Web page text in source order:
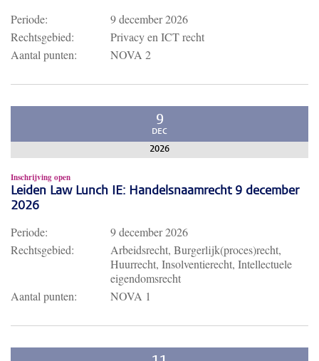
Periode:
9 december 2026
Rechtsgebied:
Privacy en ICT recht
Aantal punten:
NOVA 2
9
DEC
2026
Inschrijving open
Leiden Law Lunch IE: Handelsnaamrecht 9 december
2026
Periode:
9 december 2026
Rechtsgebied:
Arbeidsrecht, Burgerlijk(proces)recht,
Huurrecht, Insolventierecht, Intellectuele
eigendomsrecht
Aantal punten:
NOVA 1